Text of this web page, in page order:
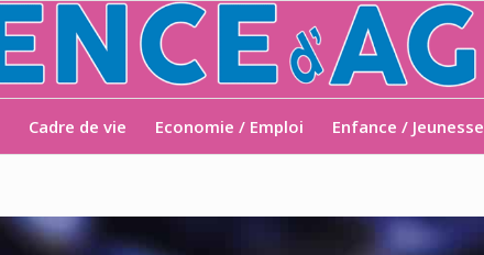
Cadre de vie Economie / Emploi Enfance / Jeunesse